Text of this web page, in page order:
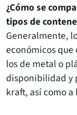
¿Cómo se
tipos de
Generalmente,
económicos
los de metal o
disponibilidad y
kraft, así como